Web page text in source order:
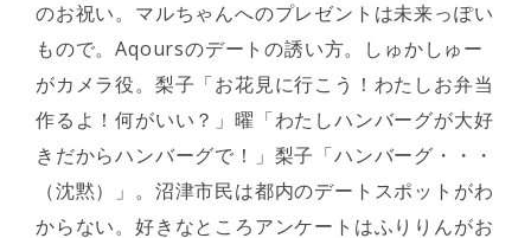
のお祝い。マルちゃんへのプレゼントは未来っぽい
もので。Aqoursのデートの誘い方。しゅかしゅー
がカメラ役。梨子「お花見に行こう！わたしお弁当
作るよ！何がいい？」曜「わたしハンバーグが大好
きだからハンバーグで！」梨子「ハンバーグ・・・
（沈黙）」。沼津市民は都内のデートスポットがわ
からない。好きなところアンケートはふりりんがお